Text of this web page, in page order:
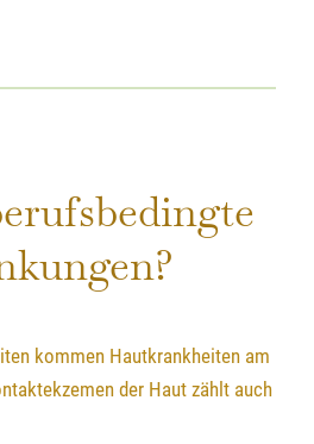
kommen Hautkrankheiten am
der Haut zählt auch